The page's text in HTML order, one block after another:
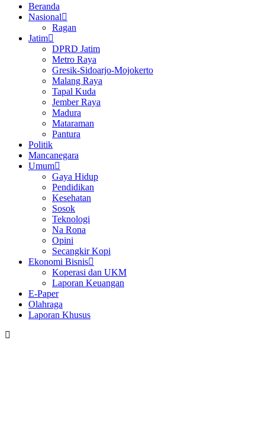
Beranda
Nasional
Ragan
Jatim
DPRD Jatim
Metro Raya
Gresik-Sidoarjo-Mojokerto
Malang Raya
Tapal Kuda
Jember Raya
Madura
Mataraman
Pantura
Politik
Mancanegara
Umum
Gaya Hidup
Pendidikan
Kesehatan
Sosok
Teknologi
Na Rona
Opini
Secangkir Kopi
Ekonomi Bisnis
Koperasi dan UKM
Laporan Keuangan
E-Paper
Olahraga
Laporan Khusus